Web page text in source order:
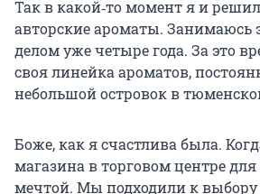
Так в какой‑то момент я и
авторские ароматы. Занимаюсь
делом уже четыре года. За это
своя линейка ароматов,
небольшой островок в
Боже, как я счастлива была.
магазина в торговом центре
мечтой. Мы подходили к